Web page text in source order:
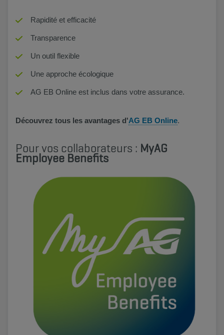
Rapidité et efficacité
Transparence
Un outil flexible
Une approche écologique
AG EB Online est inclus dans votre assurance.
Découvrez tous les avantages d'AG EB Online.
Pour vos collaborateurs : MyAG
Employee Benefits